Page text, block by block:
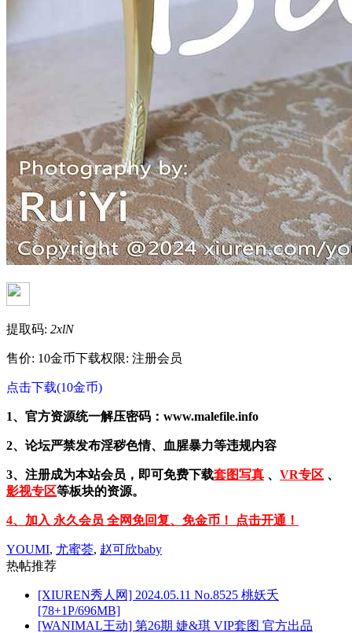
提取码: 2xlN
售价: 10金币下载权限: 注册会员
点击下载(10金币)
1、官方资源统一解压密码：www.malefile.info
2、论坛严禁发布淫秽色情、血腥暴力等违规内容
3、注册成为本站会员，即可免费下载套图写真 、 VR专区 、
影视专区等板块的资源。
4、加入 永久会员 全网免回复、免金币！ 点击开通！
YOUMI, 尤蜜荟, 赵可欣baby
热帖推荐
[XIUREN秀人网] 2024.05.11 No.8525 桃妖夭
[78+1P/696MB]
[WANIMAL王动] 第26期 婕&琪 VIP套图 官方出品